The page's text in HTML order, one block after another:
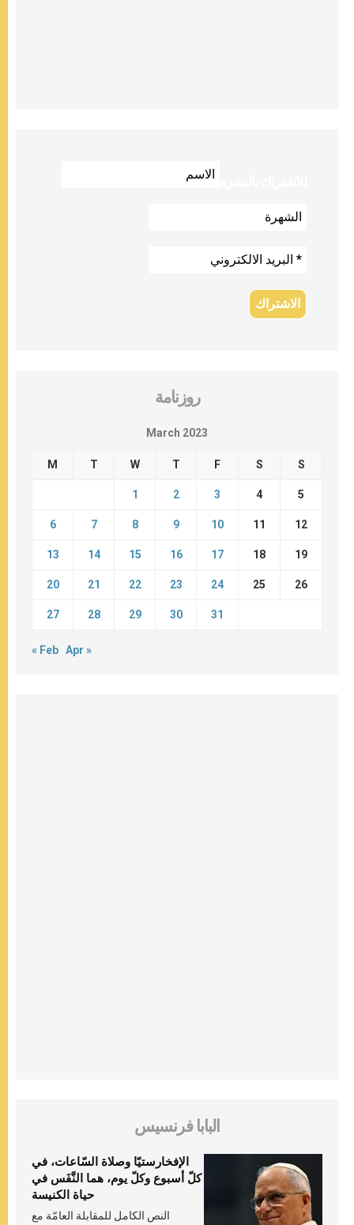
روزنامة
March 2023
M T W T F S S
1 2 3 4 5
6 7 8 9 10 11 12
13 14 15 16 17 18 19
20 21 22 23 24 25 26
27 28 29 30 31
« Feb Apr »
البابا فرنسيس
الإفخارستيّا وصلاة السّاعات، في
كلّ أسبوع وكلّ يوم، هما النَّفَس في
حياة الكنيسة
النص الكامل للمقابلة العامّة مع